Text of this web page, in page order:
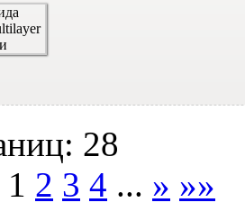
28
1 2 3 4 ... » »»